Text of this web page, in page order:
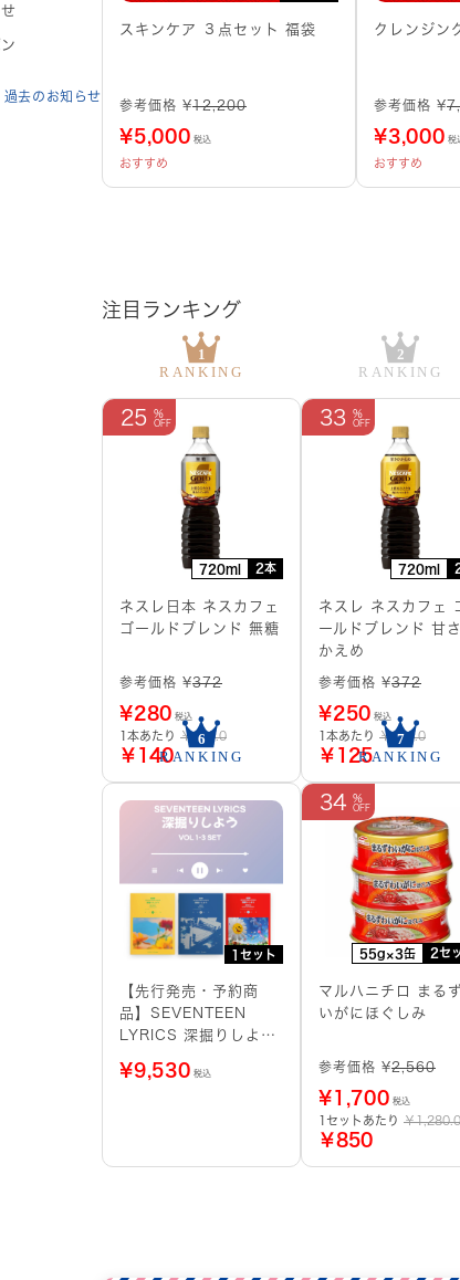
過去のお知らせ
スキンケア ３点セット 福袋
参考価格 ¥12,200
¥5,000 税込
おすすめ
クレンジン
参考価格 ¥
¥3,000 税
おすすめ
注目ランキング
720ml 2本
25
ネスレ日本 ネスカフェ
ゴールドブレンド 無糖
参考価格 ¥372
¥280 税込
1本あたり ￥186.0
￥140
720ml
33
ネスレ ネスカフェ
ールドブレンド 甘
かえめ
参考価格 ¥372
¥250 税込
1本あたり ￥186.0
￥125
1セット
【先行発売・予約商
品】SEVENTEEN
LYRICS 深掘りしよう
¥9,530 税込
55g×3缶 2セ
34
マルハニチロ まる
いがにほぐしみ
参考価格 ¥2,560
¥1,700 税込
1セットあたり ￥1,280.0
￥850